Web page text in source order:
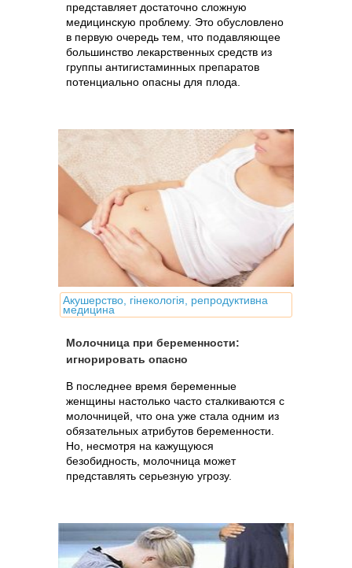
представляет достаточно сложную
медицинскую проблему. Это обусловлено
в первую очередь тем, что подавляющее
большинство лекарственных средств из
группы антигистаминных препаратов
потенциально опасны для плода.
Акушерство, гінекологія, репродуктивна
медицина
Молочница при беременности:
игнорировать опасно
В последнее время беременные
женщины настолько часто сталкиваются с
молочницей, что она уже стала одним из
обязательных атрибутов беременности.
Но, несмотря на кажущуюся
безобидность, молочница может
представлять серьезную угрозу.